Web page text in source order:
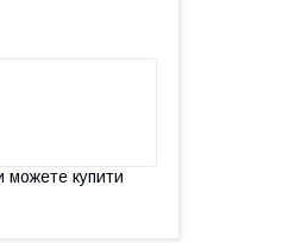
можете купити